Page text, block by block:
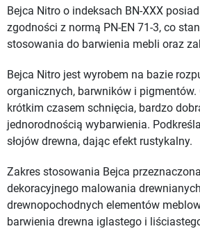
Bejca Nitro o indeksach BN-XXX
zgodności z normą PN-EN 71-3, co
stosowania do barwienia mebli oraz
Bejca Nitro jest wyrobem na bazie
organicznych, barwników i pigmentów.
krótkim czasem schnięcia, bardzo
jednorodnością wybarwienia.
słojów drewna, dając efekt rustykalny.
Zakres stosowania Bejca
dekoracyjnego malowania
drewnopochodnych elementów
barwienia drewna iglastego i